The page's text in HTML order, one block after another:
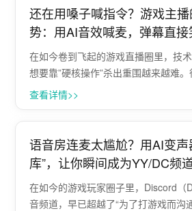
还在用嗓子喊指令？游戏主播
势：用AI音效喊麦，弹幕直接
在如今卷到飞起的游戏直播圈里，技术
想要靠”硬核操作”杀出重围越来越难
真正能留住观众、制造爆款节目效果的
查看详情>>
语音房连麦太尴尬？用AI变声
库”，让你瞬间成为YY/DC频
在如今的游戏玩家圈子里，Discord（
音频道，早已超越了“为了打游戏而沟